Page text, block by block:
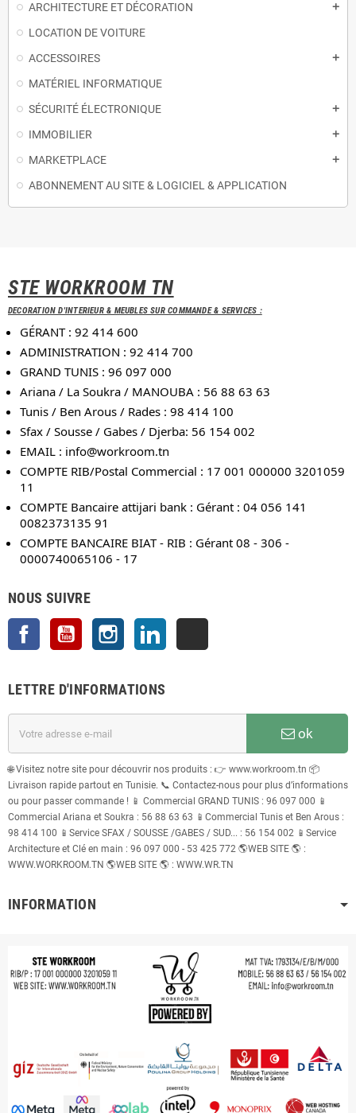
ARCHITECTURE ET DÉCORATION add
LOCATION DE VOITURE
ACCESSOIRES
add
MATÉRIEL INFORMATIQUE
SÉCURITÉ ÉLECTRONIQUE
add
IMMOBILIER add
MARKETPLACE add
ABONNEMENT AU SITE & LOGICIEL & APPLICATION
STE WORKROOM TN
DECORATION D'INTERIEUR & MEUBLES SUR COMMANDE & SERVICES :
GÉRANT : 92 414 600
ADMINISTRATION : 92 414 700
GRAND TUNIS : 96 097 000
Ariana / La Soukra / MANOUBA : 56 88 63 63
Tunis / Ben Arous / Rades : 98 414 100
Sfax / Sousse / Gabes / Djerba: 56 154 002
EMAIL : info@workroom.tn
COMPTE RIB/Postal Commercial : 17 001 000000 3201059
11
COMPTE Bancaire attijari bank : Gérant : 04 056 141
0082373135 91
COMPTE BANCAIRE BIAT - RIB : Gérant 08 - 306 -
0000740065106 - 17
NOUS SUIVRE
Facebook YouTube Instagram
LETTRE D'INFORMATIONS
ok
🌐 Visitez notre site pour découvrir nos produits : 👉 www.workroom.tn 📦
Livraison rapide partout en Tunisie. 📞 Contactez-nous pour plus d’informations
ou pour passer commande ! 📱 Commercial GRAND TUNIS : 96 097 000 📱
Commercial Ariana et Soukra : 56 88 63 63 📱Commercial Tunis et Ben Arous :
98 414 100 📱Service SFAX / SOUSSE /GABES / SUD... : 56 154 002 📱Service
Architecture et Clé en main : 96 097 000 - 53 425 772 🌎WEB SITE 🌎 :
WWW.WORKROOM.TN 🌎WEB SITE 🌎 : WWW.WR.TN
INFORMATION